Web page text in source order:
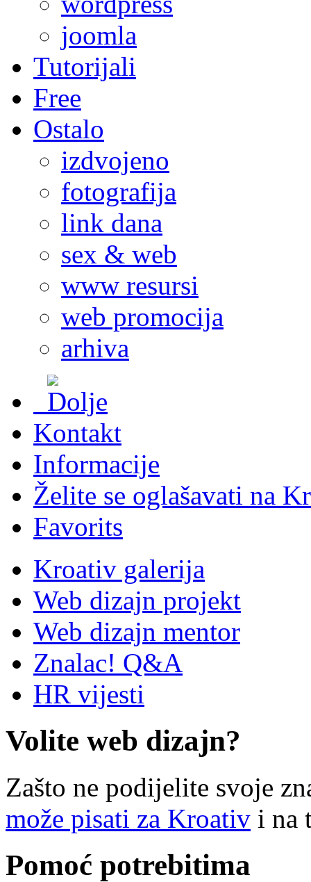
joomla
Tutorijali
Free
Ostalo
izdvojeno
fotografija
link dana
sex & web
www resursi
web promocija
arhiva
Kontakt
Informacije
Želite se oglašavati na
Favorits
Kroativ galerija
Web dizajn projekt
Web dizajn mentor
Znalac! Q&A
HR vijesti
Volite web dizajn?
Zašto ne podijelite svoje
može pisati za Kroativ i na
Pomoć potrebitima